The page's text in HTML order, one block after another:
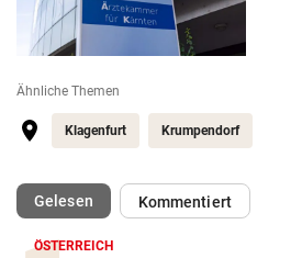
Ähnliche Themen
Klagenfurt Krumpendorf
Gelesen(ausgewählt)Kommentiert
ÖSTERREICH